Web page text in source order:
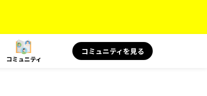
コミュニティ
コミュニティを見る